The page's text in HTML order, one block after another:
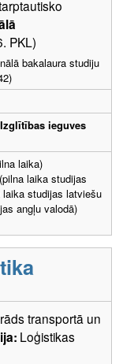
PKL)
bakalaura studiju
Izglītības ieguves
laika)
laika studijas
laika studijas latviešu
angļu valodā)
transportā un
Loģistikas